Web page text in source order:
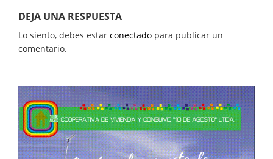
DEJA UNA RESPUESTA
Lo siento, debes estar conectado para publicar un
comentario.